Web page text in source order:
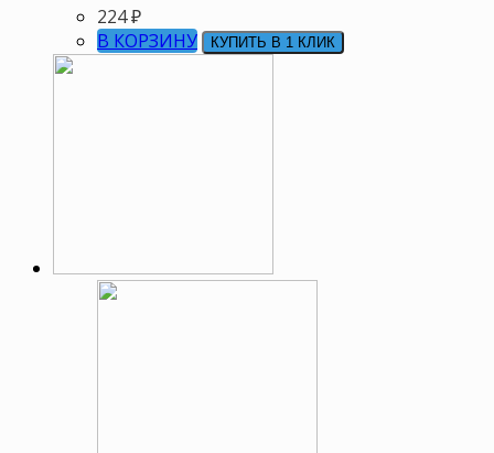
224₽
В КОРЗИНУ
КУПИТЬ В 1 КЛИК